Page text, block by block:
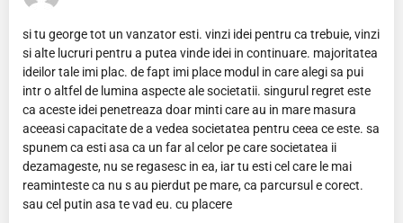
si tu george tot un vanzator esti. vinzi idei pentru ca trebuie, vinzi
si alte lucruri pentru a putea vinde idei in continuare. majoritatea
ideilor tale imi plac. de fapt imi place modul in care alegi sa pui
intr o altfel de lumina aspecte ale societatii. singurul regret este
ca aceste idei penetreaza doar minti care au in mare masura
aceeasi capacitate de a vedea societatea pentru ceea ce este. sa
spunem ca esti asa ca un far al celor pe care societatea ii
dezamageste, nu se regasesc in ea, iar tu esti cel care le mai
reaminteste ca nu s au pierdut pe mare, ca parcursul e corect.
sau cel putin asa te vad eu. cu placere